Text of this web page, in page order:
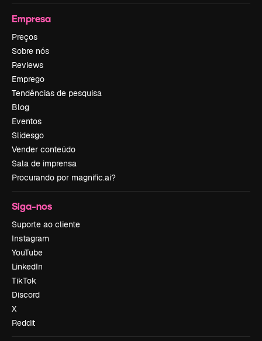
Empresa
Preços
Sobre nós
Reviews
Emprego
Tendências de pesquisa
Blog
Eventos
Slidesgo
Vender conteúdo
Sala de imprensa
Procurando por magnific.ai?
Siga-nos
Suporte ao cliente
Instagram
YouTube
LinkedIn
TikTok
Discord
X
Reddit